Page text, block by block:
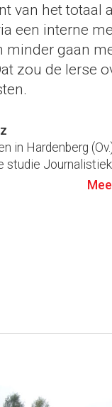
van het totaal
een interne
gaan
zou de Ierse
in Hardenberg
Journalistiek